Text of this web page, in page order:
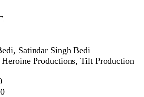
Satindar Singh Bedi
Productions, Tilt Production